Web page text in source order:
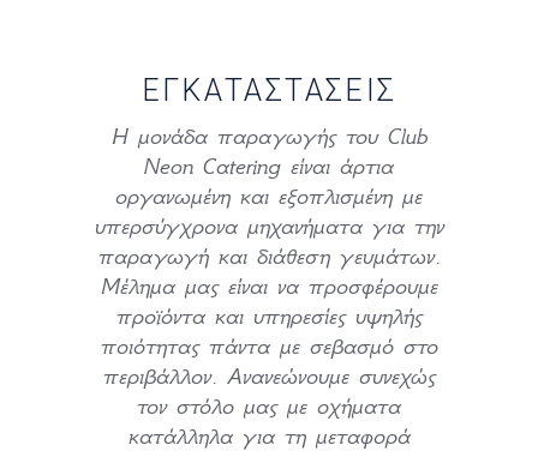
ΕΓΚΑΤΑΣΤΑΣΕΙΣ
Η μονάδα παραγωγής του Club
Neon Catering είναι άρτια
οργανωμένη και εξοπλισμένη με
υπερσύγχρονα μηχανήματα για την
παραγωγή και διάθεση γευμάτων.
Μέλημα μας είναι να προσφέρουμε
προϊόντα και υπηρεσίες υψηλής
ποιότητας πάντα με σεβασμό στο
περιβάλλον. Ανανεώνουμε συνεχώς
τον στόλο μας με οχήματα
κατάλληλα για τη μεταφορά